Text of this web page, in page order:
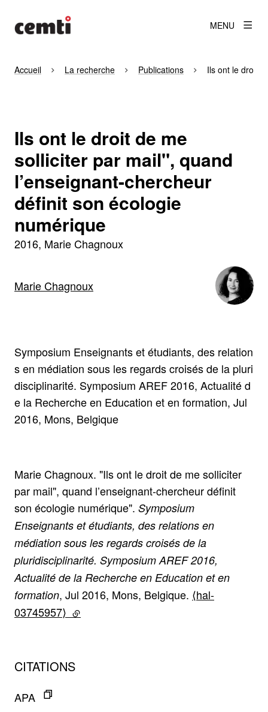
MENU
Accueil La recherche Publications Ils ont le droit
Ils ont le droit de me
solliciter par mail", quand
l’enseignant-chercheur
définit son écologie
numérique
2016 Marie Chagnoux
Marie Chagnoux
Symposium Enseignants et étudiants, des relation
s en médiation sous les regards croisés de la pluri
disciplinarité. Symposium AREF 2016, Actualité d
e la Recherche en Education et en formation, Jul
2016, Mons, Belgique
Marie Chagnoux. "Ils ont le droit de me solliciter
par mail", quand l’enseignant-chercheur définit
son écologie numérique". Symposium
Enseignants et étudiants, des relations en
médiation sous les regards croisés de la
pluridisciplinarité. Symposium AREF 2016,
Actualité de la Recherche en Education et en
formation, Jul 2016, Mons, Belgique. ⟨hal-
03745957⟩ (lien externe)
CITATIONS
APA